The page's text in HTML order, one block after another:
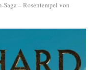
Saga – Rosentempel von